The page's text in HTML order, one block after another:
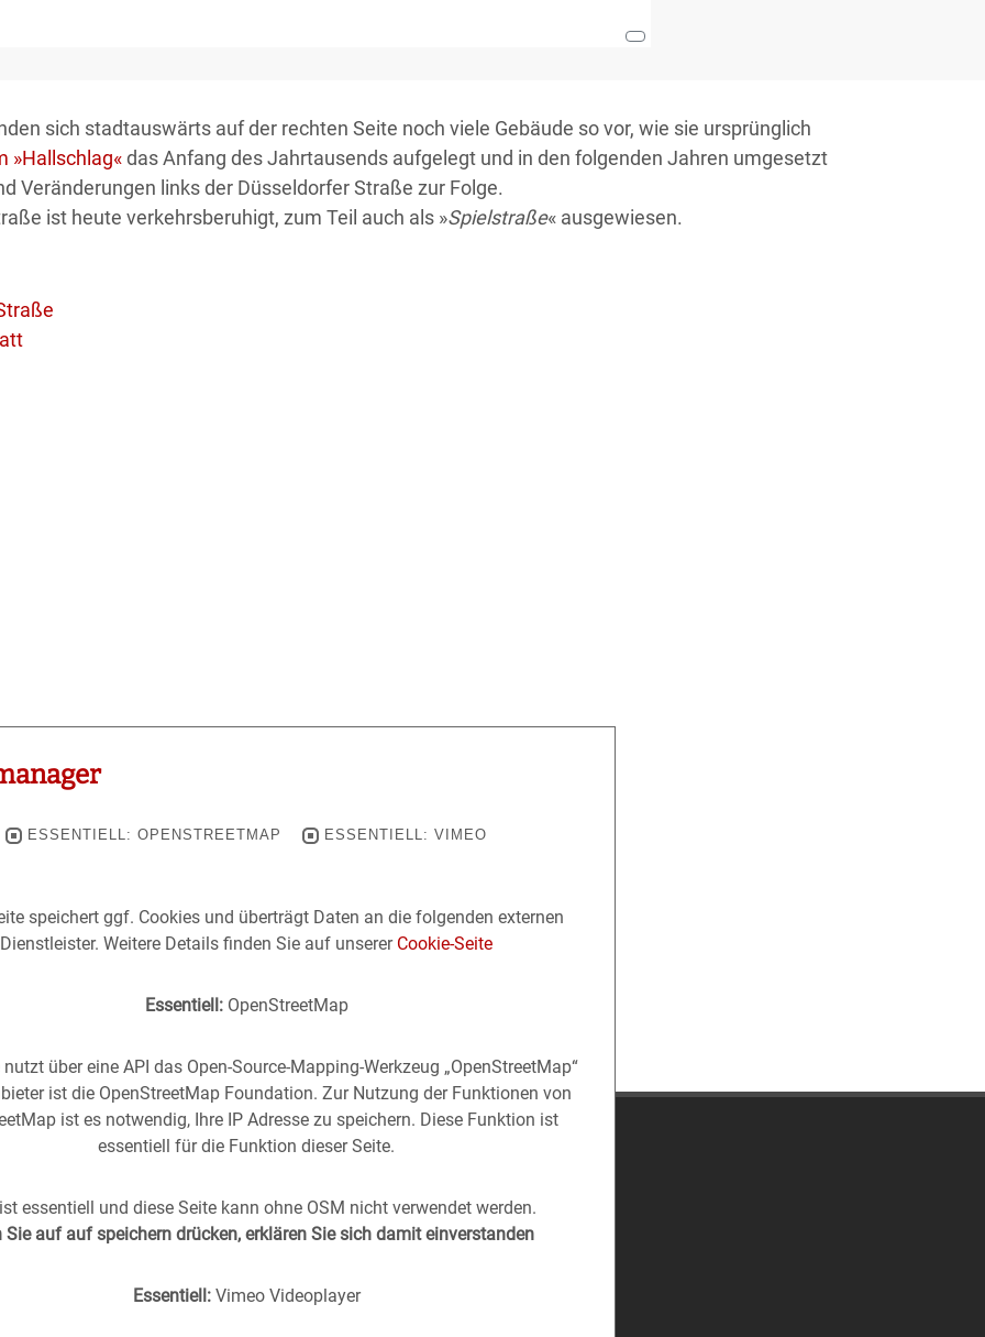
sich stadtauswärts auf der rechten Seite noch viele Gebäude so vor, wie sie ursprünglich
»Hallschlag«das Anfang des Jahrtausends aufgelegt und in den folgenden Jahren umgesetzt
Veränderungen links der Düsseldorfer Straße zur Folge.
ist heute verkehrsberuhigt, zum Teil auch als »Spielstraße« ausgewiesen.
in die Gegenwart geholt -
(oder anders
Stuttgart im direkten Vergleich mit zeitgenössischen
ESSENTIELL: OPENSTREETMAP ESSENTIELL: VIMEO
speichert ggf. Cookies und überträgt Daten an die folgenden externen
Dienstleister. Weitere Details finden Sie auf unserer Cookie-Seite
Essentiell:OpenStreetMap
nutzt über eine API das Open-Source-Mapping-Werkzeug „OpenStreetMap“
ist die OpenStreetMap Foundation. Zur Nutzung der Funktionen von
ist es notwendig, Ihre IP Adresse zu speichern. Diese Funktion ist
essentiell für die Funktion dieser Seite.
essentiell und diese Seite kann ohne OSM nicht verwendet werden.
Sie auf auf speichern drücken, erklären Sie sich damit einverstanden
Essentiell:Vimeo Videoplayer